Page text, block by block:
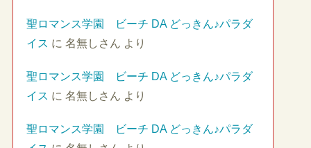
聖ロマンス学園 ビーチ DA どっきん♪パラダ
イス に 名無しさん より
聖ロマンス学園 ビーチ DA どっきん♪パラダ
イス に 名無しさん より
聖ロマンス学園 ビーチ DA どっきん♪パラダ